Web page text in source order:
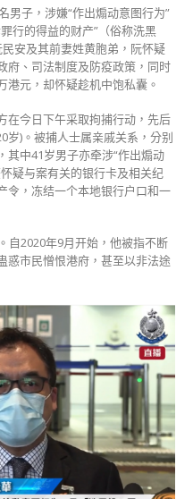
男子，涉嫌“作出煽动意图行为”
行的得益的财产”（俗称洗黑
安及其前妻姓黄胞弟，阮怀疑
府、司法制度及防疫政策，同时
元，却怀疑趁机中饱私囊。
在今日下午采取拘捕行动，先后
岁)。被捕人士属亲戚关系，分别
其中41岁男子亦牵涉“作出煽动
疑与案有关的银行卡及相关纪
令，冻结一个本地银行户口和一
自2020年9月开始，他被指不断
惑市民憎恨港府，甚至以非法途